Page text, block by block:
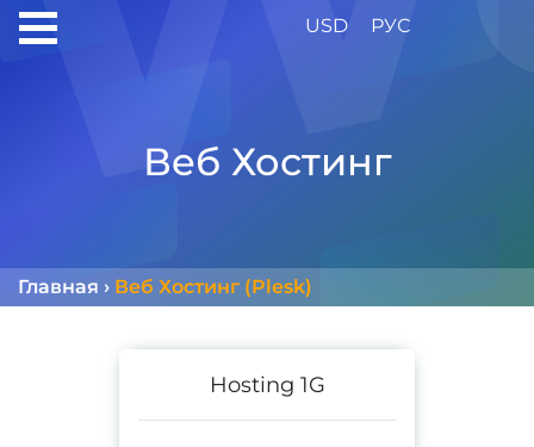
USD РУС
Веб Хостинг
Главная › Веб Хостинг (Plesk)
Hosting 1G